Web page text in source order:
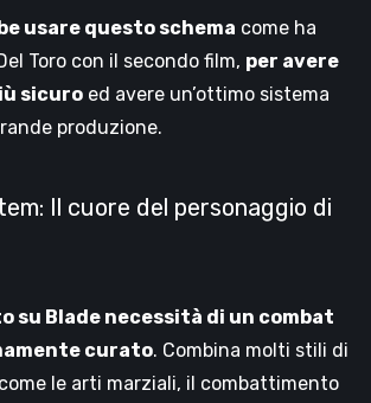
usare questo schema come ha
Toro con il secondo film, per avere
sicuro ed avere un’ottimo sistema
produzione.
Il cuore del personaggio di
su Blade necessità di un combat
curato. Combina molti stili di
le arti marziali, il combattimento